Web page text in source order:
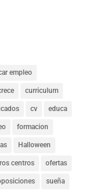
empleo
curriculum
cv educa
formacion
Halloween
centros ofertas
sueña